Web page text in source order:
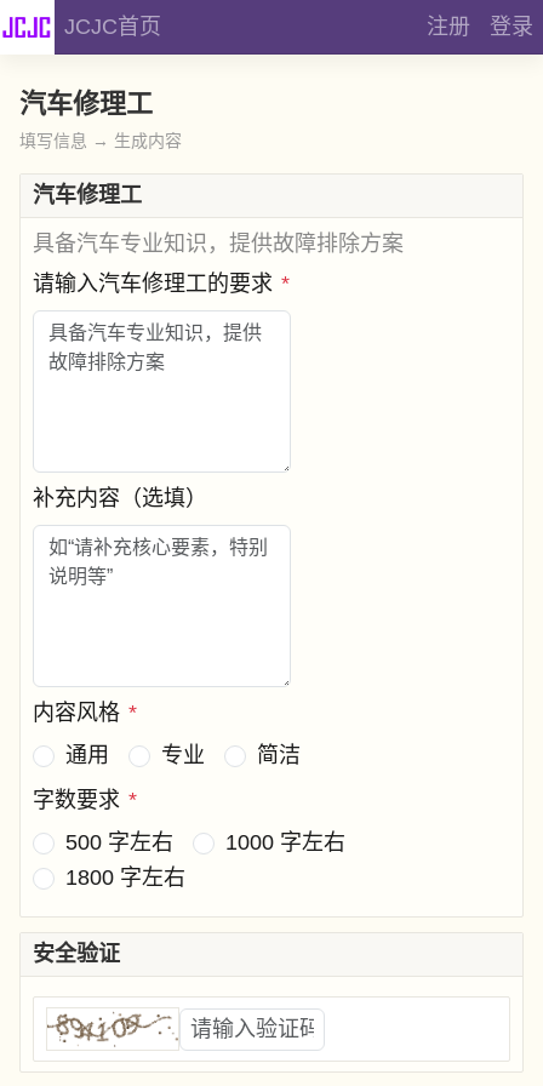
JCJC首页 注册 登录
汽车修理工
填写信息 → 生成内容
汽车修理工
具备汽车专业知识，提供故障排除方案
请输入汽车修理工的要求 *
补充内容（选填）
内容风格 *
通用
专业
简洁
字数要求 *
500 字左右
1000 字左右
1800 字左右
安全验证